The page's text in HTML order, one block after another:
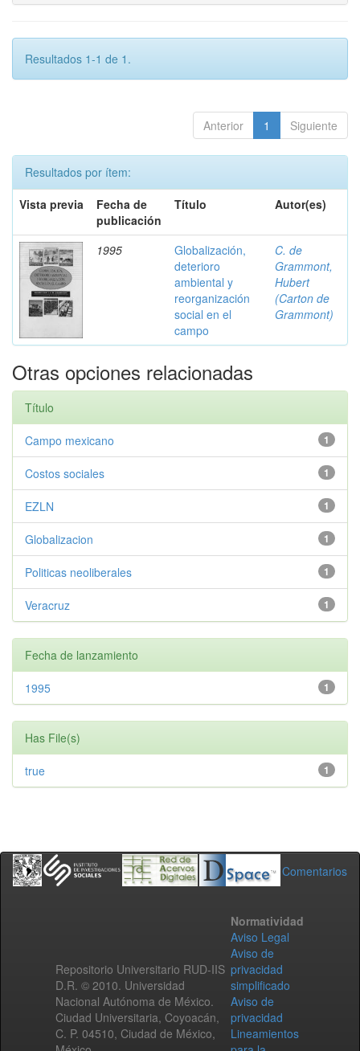
Resultados 1-1 de 1.
Anterior 1 Siguiente
Resultados por ítem:
Vista previa
Fecha de
publicación
Título Autor(es)
1995
Globalización,
deterioro
ambiental y
reorganización
social en el
campo
C. de
Grammont,
Hubert
(Carton de
Grammont)
Otras opciones relacionadas
Título
1
Campo mexicano
1
Costos sociales
1
EZLN
1
Globalizacion
1
Politicas neoliberales
1
Veracruz
Fecha de lanzamiento
1
1995
Has File(s)
1
true
Comentarios
Repositorio Universitario RUD-IIS
D.R. © 2010. Universidad
Nacional Autónoma de México.
Ciudad Universitaria, Coyoacán,
C. P. 04510, Ciudad de México,
Normatividad
Aviso Legal
Aviso de
privacidad
simplificado
Aviso de
privacidad
Lineamientos